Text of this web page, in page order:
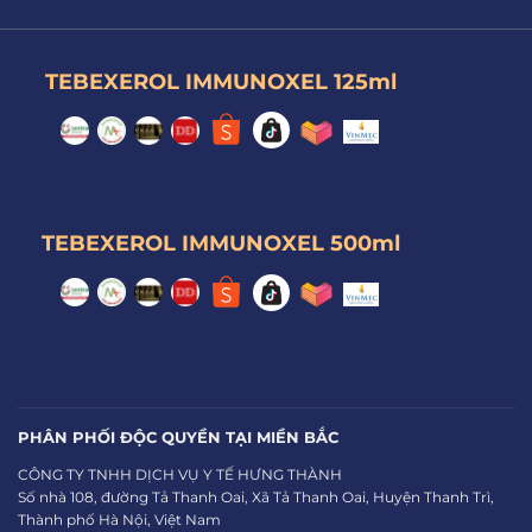
TEBEXEROL IMMUNOXEL 125ml
TEBEXEROL IMMUNOXEL 500ml
PHÂN PHỐI ĐỘC QUYỀN TẠI MIỀN BẮC
CÔNG TY TNHH DỊCH VỤ Y TẾ HƯNG THÀNH
Số nhà 108, đường Tả Thanh Oai, Xã Tả Thanh Oai, Huyện Thanh Trì,
Thành phố Hà Nội, Việt Nam